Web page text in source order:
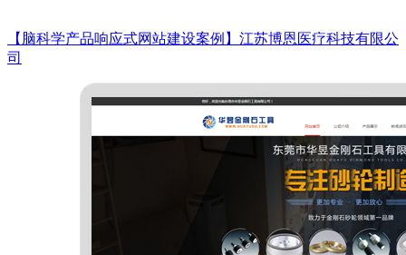
【脑科学产品响应式网站建设案例】江苏博恩医疗科技有限公
司